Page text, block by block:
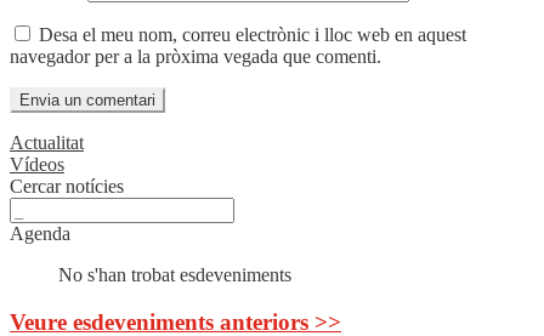
Desa el meu nom, correu electrònic i lloc web en aquest
navegador per a la pròxima vegada que comenti.
Actualitat
Vídeos
Cercar notícies
Agenda
No s'han trobat esdeveniments
Veure esdeveniments anteriors >>